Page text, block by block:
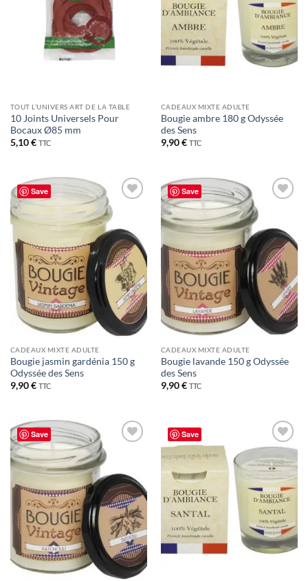
TOUT L’UNIVERS ART DE LA TABLE
10 Joints Universels Pour
Bocaux Ø85 mm
5,10€ TTC
CADEAUX MIXTE ADULTE
Bougie ambre 180 g Odyssée
des Sens
9,90€ TTC
Save
CADEAUX MIXTE ADULTE
Bougie jasmin gardénia 150 g
Odyssée des Sens
9,90€ TTC
Save
CADEAUX MIXTE ADULTE
Bougie lavande 150 g Odyssée
des Sens
9,90€ TTC
Save Save